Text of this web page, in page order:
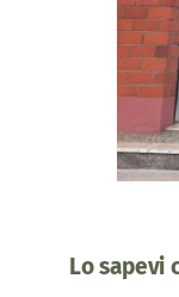
Lo sapevi